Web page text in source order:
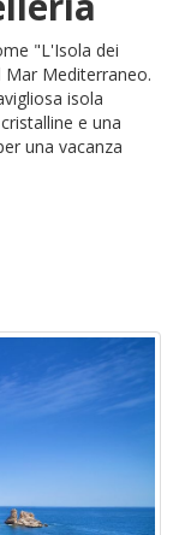
"L'Isola dei
Mediterraneo.
isola
e una
una vacanza